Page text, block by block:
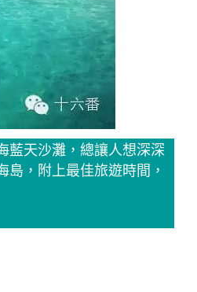
藍天沙灘，總讓人想深深
，附上最佳旅遊時間，